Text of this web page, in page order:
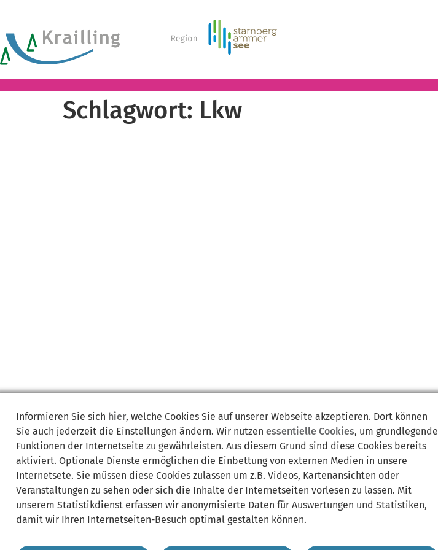
Schlagwort: Lkw
Informieren Sie sich hier, welche Cookies Sie auf unserer Webseite akzeptieren. Dort können
Sie auch jederzeit die Einstellungen ändern. Wir nutzen essentielle Cookies, um grundlegende
Funktionen der Internetseite zu gewährleisten. Aus diesem Grund sind diese Cookies bereits
aktiviert. Optionale Dienste ermöglichen die Einbettung von externen Medien in unsere
Internetsete. Sie müssen diese Cookies zulassen um z.B. Videos, Kartenansichten oder
Veranstaltungen zu sehen oder sich die Inhalte der Internetseiten vorlesen zu lassen. Mit
unserem Statistikdienst erfassen wir anonymisierte Daten für Auswertungen und Statistiken,
damit wir Ihren Internetseiten-Besuch optimal gestalten können.